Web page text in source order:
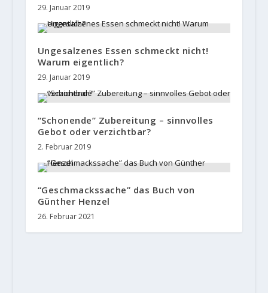
29. Januar 2019
Ungesalzenes Essen schmeckt nicht!
Warum eigentlich?
29. Januar 2019
“Schonende” Zubereitung – sinnvolles
Gebot oder verzichtbar?
2. Februar 2019
“Geschmackssache” das Buch von
Günther Henzel
26. Februar 2021